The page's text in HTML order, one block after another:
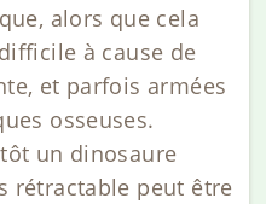
alors que cela
à cause de
et parfois armées
osseuses.
un dinosaure
rétractable peut être